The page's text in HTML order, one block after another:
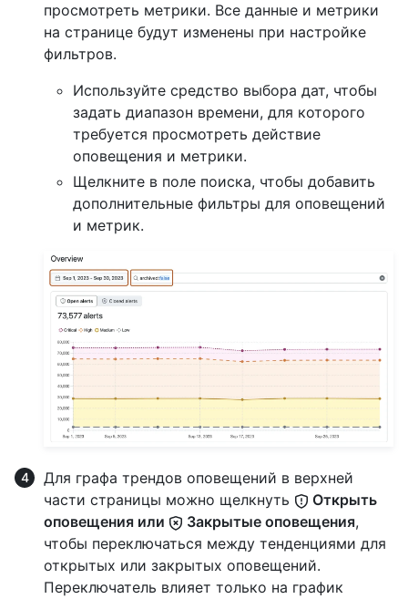
просмотреть метрики. Все данные и метрики
на странице будут изменены при настройке
фильтров.
Используйте средство выбора дат, чтобы
задать диапазон времени, для которого
требуется просмотреть действие
оповещения и метрики.
Щелкните в поле поиска, чтобы добавить
дополнительные фильтры для оповещений
и метрик.
Для графа трендов оповещений в верхней
части страницы можно щелкнуть
Открыть
оповещения или
Закрытые оповещения,
чтобы переключаться между тенденциями для
открытых или закрытых оповещений.
Переключатель влияет только на график